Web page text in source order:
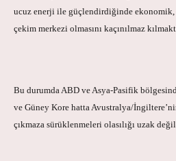
ucuz enerji ile güçlendirdiğinde
çekim merkezi olmasını kaçınılmaz
Bu durumda ABD ve Asya-Pasifik
ve Güney Kore hatta Avustralya/
çıkmaza sürüklenmeleri olasılığı uzak